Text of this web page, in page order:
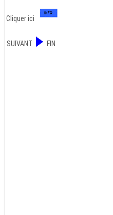
Cliquer ici
SUIVANT FIN